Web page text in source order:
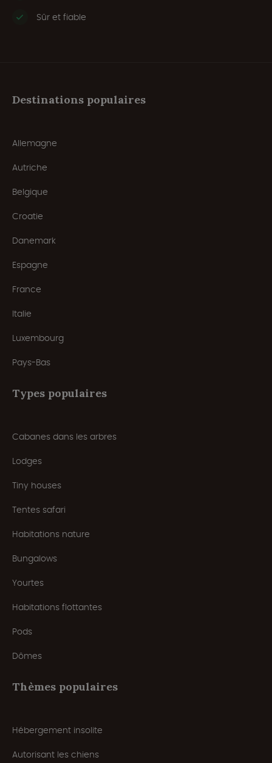
Sûr et fiable
Destinations populaires
Allemagne
Autriche
Belgique
Croatie
Danemark
Espagne
France
Italie
Luxembourg
Pays-Bas
Types populaires
Cabanes dans les arbres
Lodges
Tiny houses
Tentes safari
Habitations nature
Bungalows
Yourtes
Habitations flottantes
Pods
Dômes
Thèmes populaires
Hébergement insolite
Autorisant les chiens